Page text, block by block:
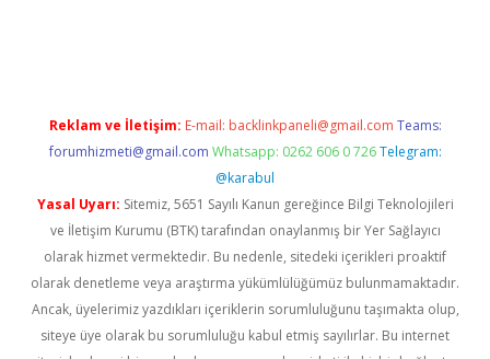
Reklam ve İletişim: E-mail: backlinkpaneli@gmail.com Teams:
forumhizmeti@gmail.com Whatsapp: 0262 606 0 726 Telegram:
@karabul
Yasal Uyarı: Sitemiz, 5651 Sayılı Kanun gereğince Bilgi Teknolojileri
ve İletişim Kurumu (BTK) tarafından onaylanmış bir Yer Sağlayıcı
olarak hizmet vermektedir. Bu nedenle, sitedeki içerikleri proaktif
olarak denetleme veya araştırma yükümlülüğümüz bulunmamaktadır.
Ancak, üyelerimiz yazdıkları içeriklerin sorumluluğunu taşımakta olup,
siteye üye olarak bu sorumluluğu kabul etmiş sayılırlar. Bu internet